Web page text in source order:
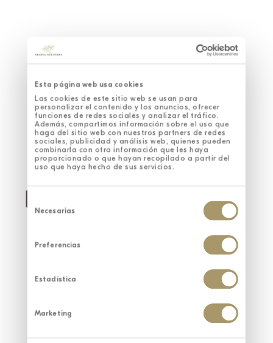
Esta página web usa cookies
Las cookies de este sitio web se usan para
personalizar el contenido y los anuncios, ofrecer
funciones de redes sociales y analizar el tráfico.
Además, compartimos información sobre el uso que
haga del sitio web con nuestros partners de redes
sociales, publicidad y análisis web, quienes pueden
combinarla con otra información que les haya
proporcionado o que hayan recopilado a partir del
uso que haya hecho de sus servicios.
de
consentimiento
Necesarias
Preferencias
Estadística
Marketing